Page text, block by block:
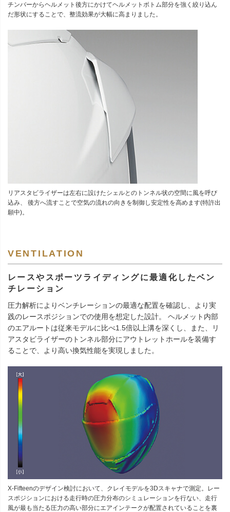
チンバーからヘルメット後方にかけてヘルメットボトム部分を強く絞り込ん
だ形状にすることで、整流効果が大幅に高まりました。
リアスタビライザーは左右に設けたシェルとのトンネル状の空間に風を呼び
込み、 後方へ流すことで空気の流れの向きを制御し安定性を高めます(特許出
願中)。
VENTILATION
レースやスポーツライディングに最適化したベン
チレーション
圧力解析によりベンチレーションの最適な配置を確認し、より実
践のレースポジションでの使用を想定した設計。 ヘルメット内部
のエアルートは従来モデルに比べ1.5倍以上溝を深くし、また、リ
アスタビライザーのトンネル部分にアウトレットホールを装備す
ることで、より高い換気性能を実現しました。
X-Fifteenのデザイン検討において、クレイモデルを3Dスキャナで測定。レー
スポジションにおける走行時の圧力分布のシミュレーションを行ない、走行
風が最も当たる圧力の高い部分にエアインテークが配置されていることを裏